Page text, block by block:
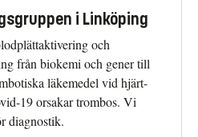
i Linköping
och
från biokemi och gener till
läkemedel vid hjärt-
19 orsakar trombos. Vi
diagnostik.